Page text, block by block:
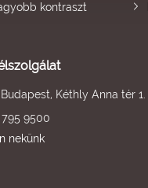
kontraszt
Kéthly Anna tér 1.
795 9500
nekünk